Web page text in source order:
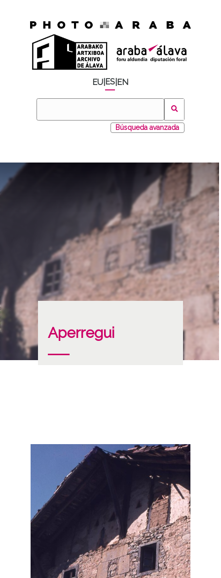
EU ES EN
Búsqueda avanzada
Aperregui